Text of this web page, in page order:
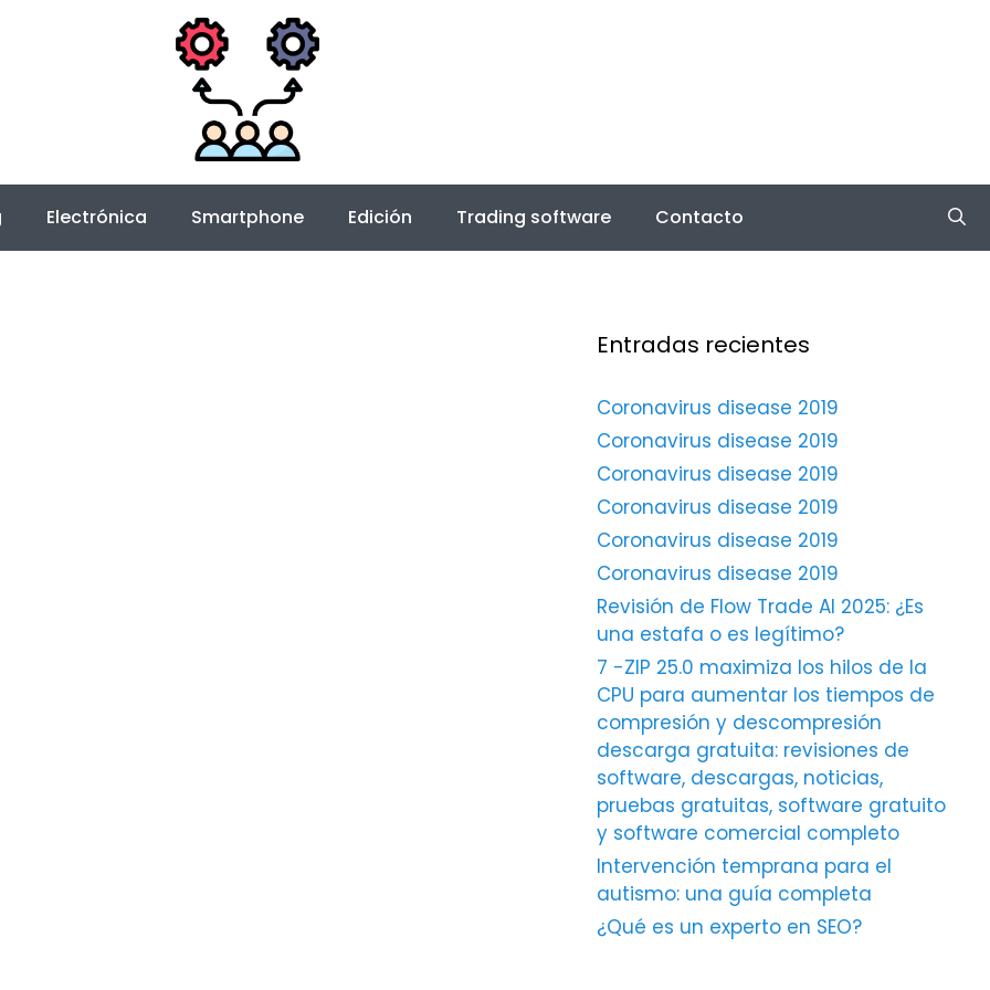
Electrónica Smartphone Edición Trading software Contacto
Entradas recientes
Coronavirus disease 2019
Coronavirus disease 2019
Coronavirus disease 2019
Coronavirus disease 2019
Coronavirus disease 2019
Coronavirus disease 2019
Revisión de Flow Trade AI 2025: ¿Es
una estafa o es legítimo?
7 -ZIP 25.0 maximiza los hilos de la
CPU para aumentar los tiempos de
compresión y descompresión
descarga gratuita: revisiones de
software, descargas, noticias,
pruebas gratuitas, software gratuito
y software comercial completo
Intervención temprana para el
autismo: una guía completa
¿Qué es un experto en SEO?